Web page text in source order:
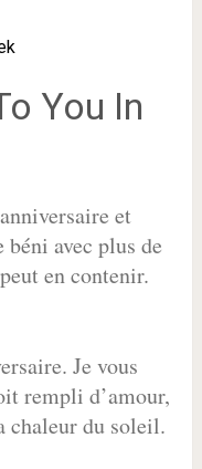
You In
et
avec plus de
en contenir.
Je vous
rempli d’amour,
chaleur du soleil.